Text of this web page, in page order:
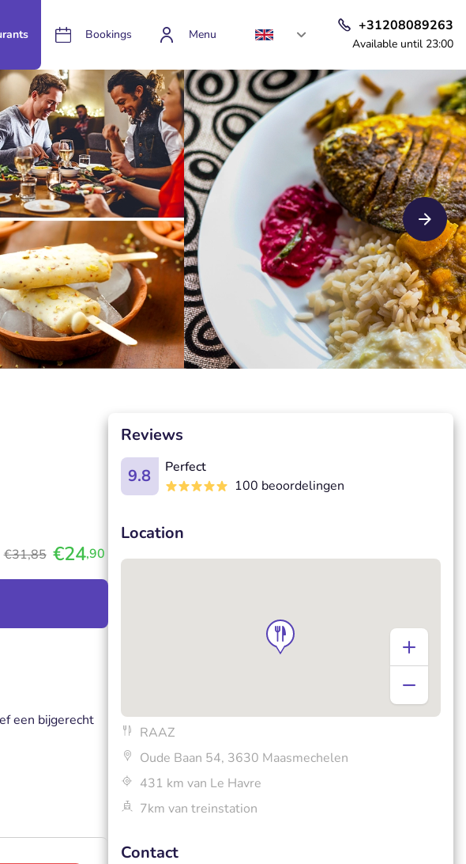
Bookings Menu
+31208089263
Available until 23:00
€31,85 €24,90
een bijgerecht
Reviews
9.8
Perfect
100 beoordelingen
Location
RAAZ
Oude Baan 54, 3630 Maasmechelen
431 km van Le Havre
7km van treinstation
Contact